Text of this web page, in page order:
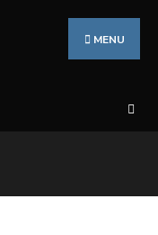
MENU